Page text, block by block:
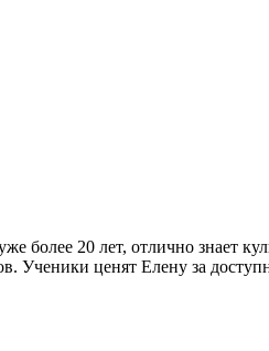
более 20 лет, отлично знает
Ученики ценят Елену за